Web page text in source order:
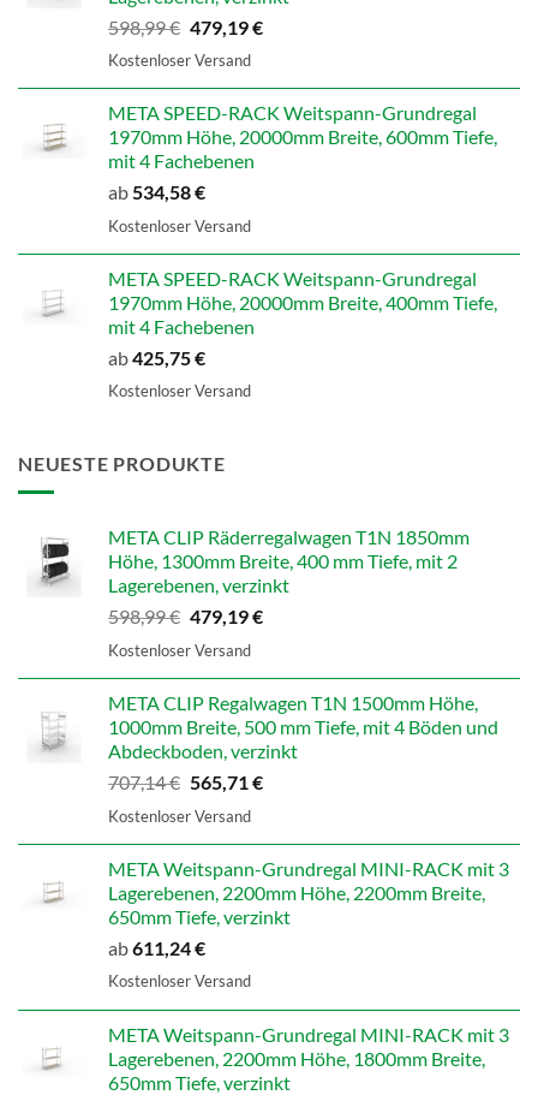
598,99€ Ursprünglicher
Preis
479,19€Aktueller
Kostenloser Versand
META SPEED-RACK Weitspann-Grundregal
1970mm Höhe, 20000mm Breite, 600mm Tiefe,
mit 4 Fachebenen
ab534,58€
Kostenloser Versand
META SPEED-RACK Weitspann-Grundregal
1970mm Höhe, 20000mm Breite, 400mm Tiefe,
mit 4 Fachebenen
ab425,75€
Kostenloser Versand
NEUESTE PRODUKTE
META CLIP Räderregalwagen T1N 1850mm
Höhe, 1300mm Breite, 400 mm Tiefe, mit 2
Lagerebenen, verzinkt
598,99€ Ursprünglicher
Preis
479,19€Aktueller
Kostenloser Versand
META CLIP Regalwagen T1N 1500mm Höhe,
1000mm Breite, 500 mm Tiefe, mit 4 Böden und
Abdeckboden, verzinkt
707,14€ Ursprünglicher
Preis
565,71€Aktueller
Kostenloser Versand
META Weitspann-Grundregal MINI-RACK mit 3
Lagerebenen, 2200mm Höhe, 2200mm Breite,
650mm Tiefe, verzinkt
ab611,24€
Kostenloser Versand
META Weitspann-Grundregal MINI-RACK mit 3
Lagerebenen, 2200mm Höhe, 1800mm Breite,
650mm Tiefe, verzinkt